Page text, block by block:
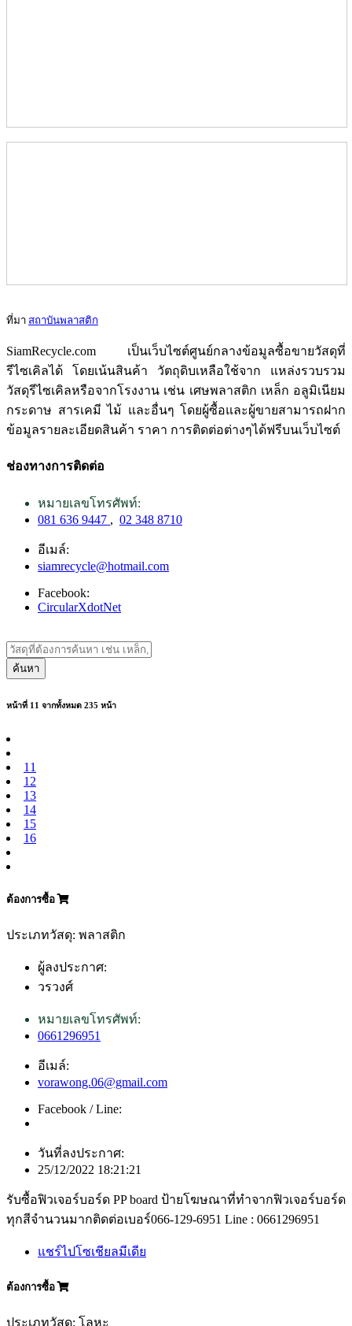
ที่มา สถาบันพลาสติก
SiamRecycle.com เป็นเว็บไซต์ศูนย์กลางข้อมูลซื้อขายวัสดุที่
รีไซเคิลได้ โดยเน้นสินค้า วัตถุดิบเหลือใช้จาก แหล่งรวบรวม
วัสดุรีไซเคิลหรือจากโรงงาน เช่น เศษพลาสติก เหล็ก อลูมิเนียม
กระดาษ สารเคมี ไม้ และอื่นๆ โดยผู้ซื้อและผู้ขายสามารถฝาก
ข้อมูลรายละเอียดสินค้า ราคา การติดต่อต่างๆได้ฟรีบนเว็บไซต์
ช่องทางการติดต่อ
หมายเลขโทรศัพท์:
081 636 9447 , 02 348 8710
อีเมล์:
siamrecycle@hotmail.com
Facebook:
CircularXdotNet
ค้นหา
หน้าที่ 11 จากทั้งหมด 235 หน้า
11
12
13
14
15
16
ต้องการซื้อ
ประเภทวัสดุ: พลาสติก
ผู้ลงประกาศ:
วรวงศ์
หมายเลขโทรศัพท์:
0661296951
อีเมล์:
vorawong.06@gmail.com
Facebook / Line:
วันที่ลงประกาศ:
25/12/2022 18:21:21
รับซื้อฟิวเจอร์บอร์ด PP board ป้ายโฆษณาที่ทำจากฟิวเจอร์บอร์ด
ทุกสีจำนวนมากติดต่อเบอร์066-129-6951 Line : 0661296951
แชร์ไปโซเชียลมีเดีย
ต้องการซื้อ
ประเภทวัสดุ: โลหะ